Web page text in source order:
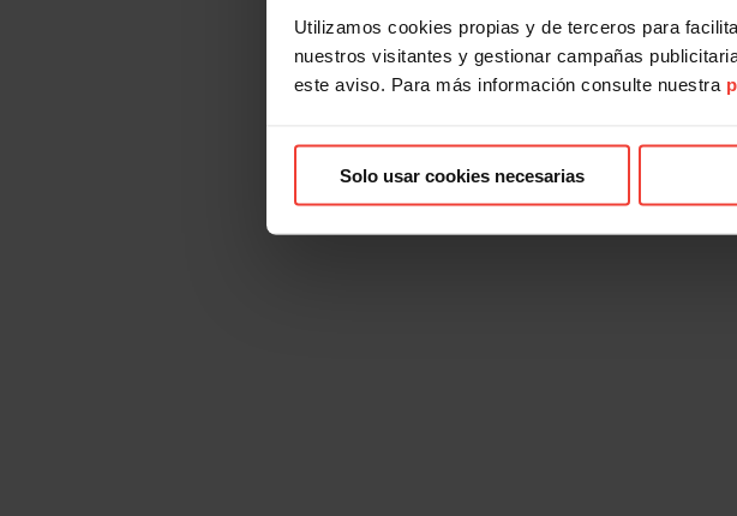
Utilizamos cookies propias y de terceros para
nuestros visitantes y gestionar campañas
este aviso. Para más información consulte nuestra
Solo usar cookies necesarias